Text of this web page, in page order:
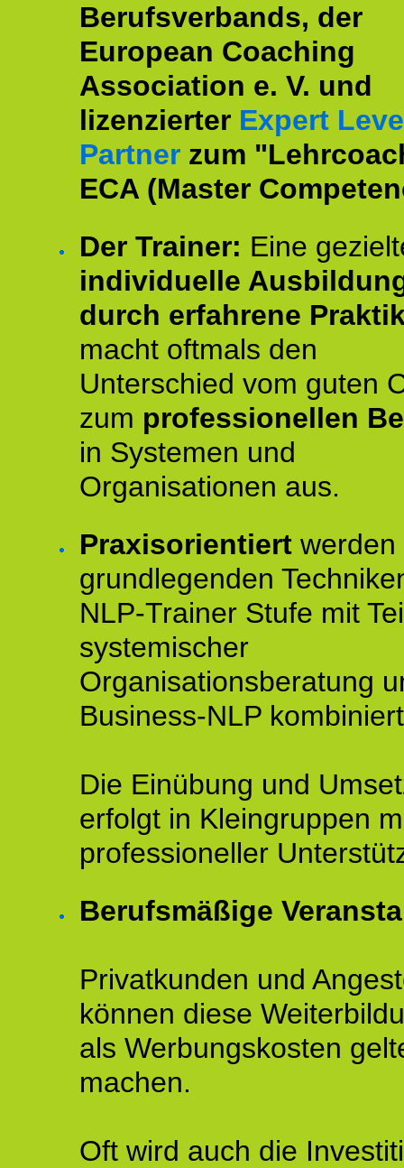
Berufsverbands, der
European Coaching
Association e. V. und
lizenzierter Expert
Partner zum
ECA (Master
Der Trainer: Eine
individuelle
durch erfahrene
macht oftmals den
Unterschied vom guten
zum professionellen
in Systemen und
Organisationen aus.
Praxisorientiert werden
grundlegenden
NLP-Trainer Stufe mit
systemischer
Organisationsberatung
Business-NLP
Die Einübung und
erfolgt in Kleingruppen
professioneller
Berufsmäßige
Privatkunden und
können diese
als Werbungskosten
machen.
Oft wird auch die